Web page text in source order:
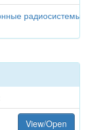
радиосистемы и
View/Open